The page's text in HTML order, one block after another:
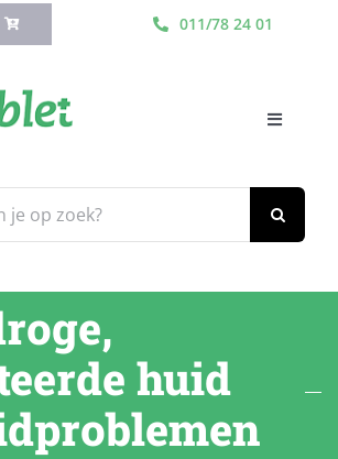
011/78 24 01
Toggle
huid